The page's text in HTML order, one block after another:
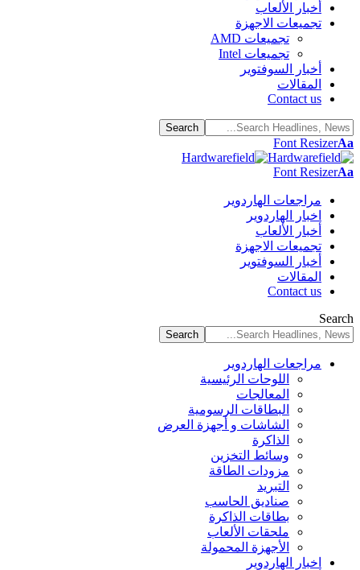
أخبار الألعاب
تجميعات الاجهزة
تجميعات AMD
تجميعات Intel
أخبار السوفتوير
المقالات
Contact us
Font ResizerAa
Font ResizerAa
مراجعات الهاردوير
اخبار الهاردوير
أخبار الألعاب
تجميعات الاجهزة
أخبار السوفتوير
المقالات
Contact us
Search
مراجعات الهاردوير
اللوحات الرئيسية
المعالجات
البطاقات الرسومية
الشاشات و أجهزة العرض
الذاكرة
وسائط التخزين
مزودات الطاقة
التبريد
صناديق الحاسب
بطاقات الذاكرة
ملحقات الألعاب
الأجهزة المحمولة
اخبار الهاردوير